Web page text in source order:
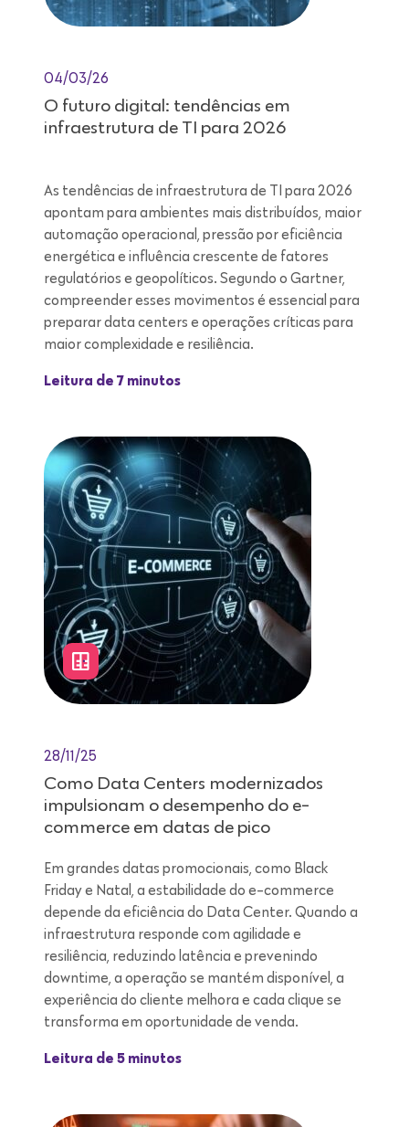
04/03/26
O futuro digital: tendências em
infraestrutura de TI para 2026
As tendências de infraestrutura de TI para 2026
apontam para ambientes mais distribuídos, maior
automação operacional, pressão por eficiência
energética e influência crescente de fatores
regulatórios e geopolíticos. Segundo o Gartner,
compreender esses movimentos é essencial para
preparar data centers e operações críticas para
maior complexidade e resiliência.
Leitura de 7 minutos
28/11/25
Como Data Centers modernizados
impulsionam o desempenho do e-
commerce em datas de pico
Em grandes datas promocionais, como Black
Friday e Natal, a estabilidade do e-commerce
depende da eficiência do Data Center. Quando a
infraestrutura responde com agilidade e
resiliência, reduzindo latência e prevenindo
downtime, a operação se mantém disponível, a
experiência do cliente melhora e cada clique se
transforma em oportunidade de venda.
Leitura de 5 minutos